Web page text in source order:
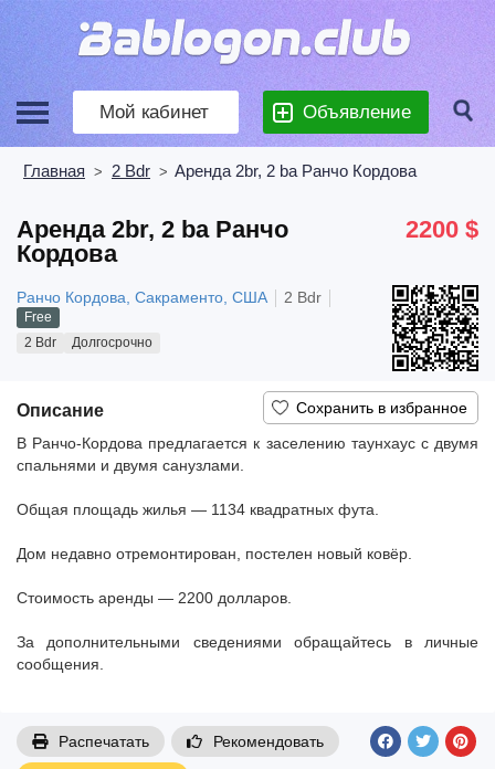
Мой кабинет Объявление
Главная > 2 Bdr > Аренда 2br, 2 ba Ранчо Кордова
2200 $
Аренда 2br, 2 ba Ранчо
Кордова
Ранчо Кордова, Сакраменто, США 2 Bdr
Free
2 Bdr
Долгосрочно
Описание
В Ранчо-Кордова предлагается к заселению таунхаус с двумя
спальнями и двумя санузлами.
Общая площадь жилья — 1134 квадратных фута.
Дом недавно отремонтирован, постелен новый ковёр.
Стоимость аренды — 2200 долларов.
За дополнительными сведениями обращайтесь в личные
сообщения.
Распечатать Рекомендовать